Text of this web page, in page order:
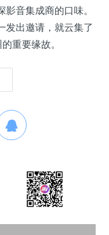
音集成商的口味。
发出邀请，就云集了
重要缘故。